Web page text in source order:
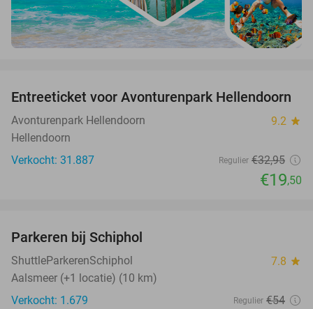
41%
Entreeticket voor Avonturenpark Hellendoorn
Avonturenpark Hellendoorn 9.2 star
Hellendoorn
Verkocht: 31.887
Regulier €32,95
€19,50
Parkeren bij Schiphol
ShuttleParkerenSchiphol 7.8 star
Aalsmeer (+1 locatie) (10 km)
Verkocht: 1.679
Regulier €54